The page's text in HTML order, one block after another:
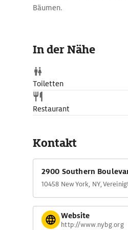
Bäumen.
In der Nähe
Toiletten
Restaurant
Kontakt
2900 Southern
10458 New York, NY,
Website
http://www.nybg.org